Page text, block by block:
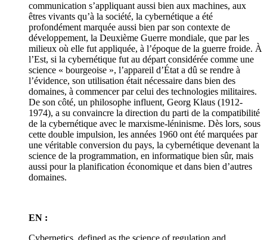
communication s’appliquant aussi bien aux machines, aux
êtres vivants qu’à la société, la cybernétique a été
profondément marquée aussi bien par son contexte de
développement, la Deuxième Guerre mondiale, que par les
milieux où elle fut appliquée, à l’époque de la guerre froide. À
l’Est, si la cybernétique fut au départ considérée comme une
science « bourgeoise », l’appareil d’État a dû se rendre à
l’évidence, son utilisation était nécessaire dans bien des
domaines, à commencer par celui des technologies militaires.
De son côté, un philosophe influent, Georg Klaus (1912-
1974), a su convaincre la direction du parti de la compatibilité
de la cybernétique avec le marxisme-léninisme. Dès lors, sous
cette double impulsion, les années 1960 ont été marquées par
une véritable conversion du pays, la cybernétique devenant la
science de la programmation, en informatique bien sûr, mais
aussi pour la planification économique et dans bien d’autres
domaines.
EN :